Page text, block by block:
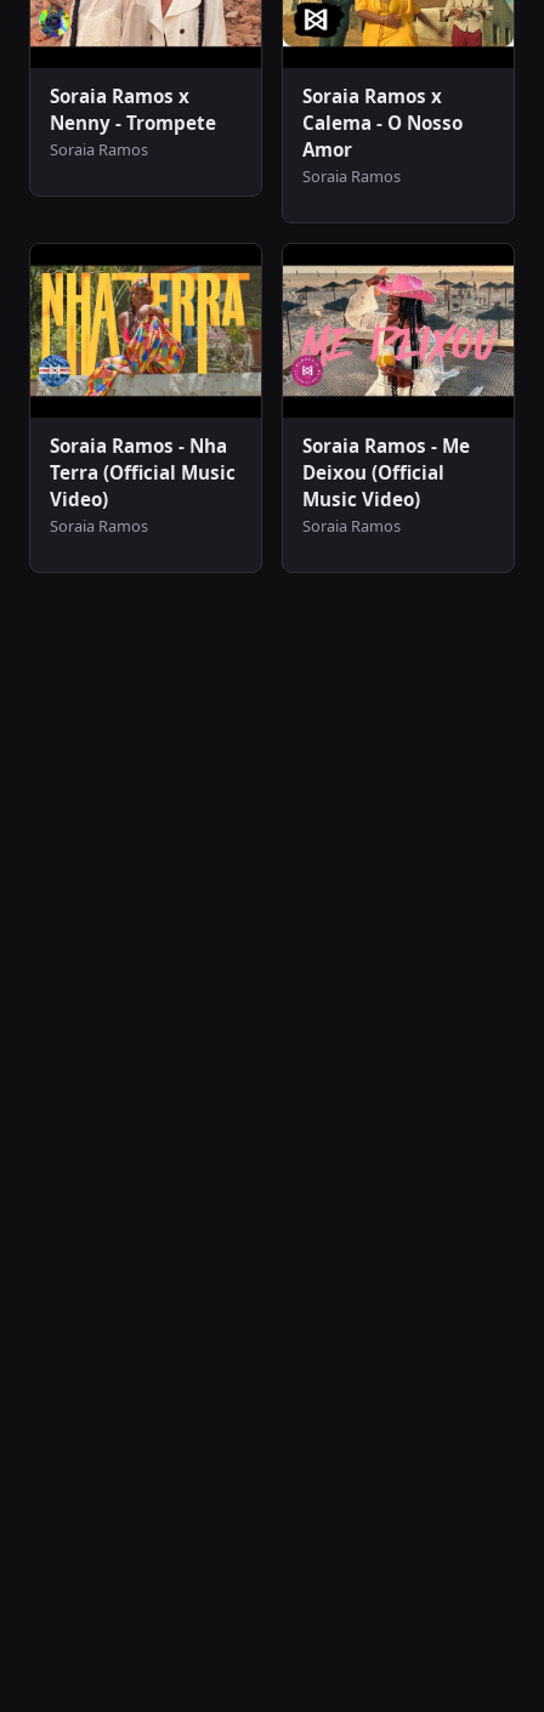
Soraia Ramos x
Nenny - Trompete
Soraia Ramos
Soraia Ramos x
Calema - O Nosso
Amor
Soraia Ramos
Soraia Ramos - Nha
Terra (Official Music
Video)
Soraia Ramos
Soraia Ramos - Me
Deixou (Official
Music Video)
Soraia Ramos